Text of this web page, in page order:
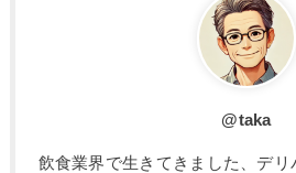
@taka
飲食業界で生きてきました、デリ